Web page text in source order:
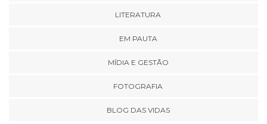
LITERATURA
EM PAUTA
MÍDIA E GESTÃO
FOTOGRAFIA
BLOG DAS VIDAS